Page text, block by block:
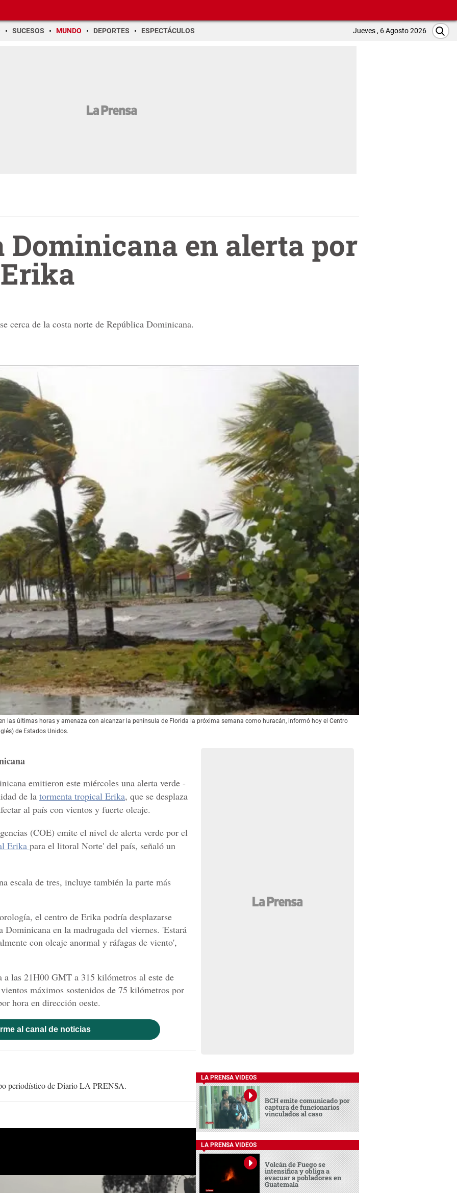
SUCESOS MUNDO DEPORTES ESPECTÁCULOS Jueves , 6 Agosto 2026
Dominicana en alerta por
cerca de la costa norte de República Dominicana.
las últimas horas y amenaza con alcanzar la península de Florida la próxima semana como huracán, informó hoy el Centro
de Estados Unidos.
emitieron este miércoles una alerta verde -
de la tormenta tropical Erika, que se desplaza
al país con vientos y fuerte oleaje.
(COE) emite el nivel de alerta verde por el
Erika para el litoral Norte' del país, señaló un
escala de tres, incluye también la parte más
el centro de Erika podría desplazarse
Dominicana en la madrugada del viernes. 'Estará
con oleaje anormal y ráfagas de viento',
a las 21H00 GMT a 315 kilómetros al este de
máximos sostenidos de 75 kilómetros por
hora en dirección oeste.
al canal de noticias
periodístico de Diario LA PRENSA.
LA PRENSA VIDEOS
BCH emite comunicado por
captura de funcionarios
vinculados al caso
LA PRENSA VIDEOS
Volcán de Fuego se
intensifica y obliga a
evacuar a pobladores en
Guatemala